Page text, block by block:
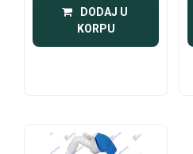
DODAJ U
KORPU